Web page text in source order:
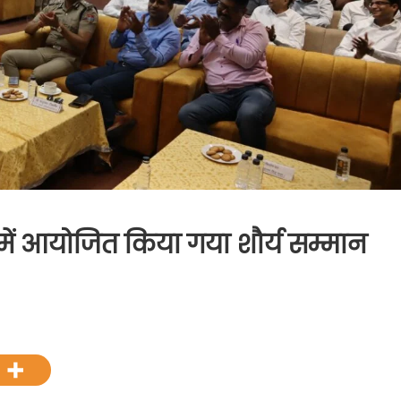
आयोजित किया गया शौर्य सम्मान